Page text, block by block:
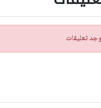
تعليقات